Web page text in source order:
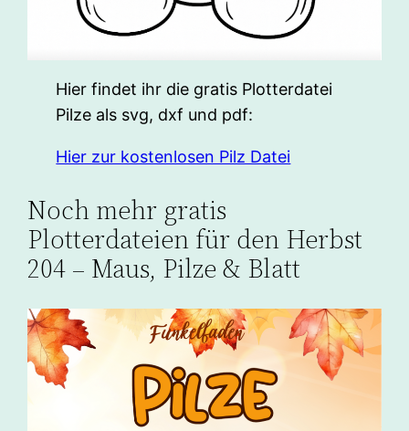
Hier findet ihr die gratis Plotterdatei
Pilze als svg, dxf und pdf:
Hier zur kostenlosen Pilz Datei
Noch mehr gratis
Plotterdateien für den Herbst
204 – Maus, Pilze & Blatt